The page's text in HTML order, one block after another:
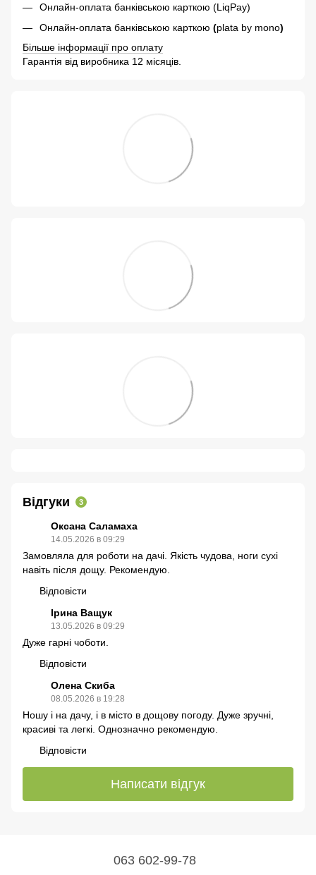
Онлайн-оплата банківською карткою (LiqPay)
Онлайн-оплата банківською карткою (plata by mono)
Більше інформації про оплату
Гарантія від виробника 12 місяців.
Відгуки 3
Оксана Саламаха
14.05.2026 в 09:29
Замовляла для роботи на дачі. Якість чудова, ноги сухі
навіть після дощу. Рекомендую.
Відповісти
Ірина Ващук
13.05.2026 в 09:29
Дуже гарні чоботи.
Відповісти
Олена Скиба
08.05.2026 в 19:28
Ношу і на дачу, і в місто в дощову погоду. Дуже зручні,
красиві та легкі. Однозначно рекомендую.
Відповісти
Написати відгук
063 602-99-78